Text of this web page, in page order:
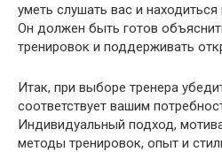
уметь слушать вас и
Он должен быть готов
тренировок и поддерживать
Итак, при выборе тренера
соответствует вашим
Индивидуальный подход,
методы тренировок, опыт и